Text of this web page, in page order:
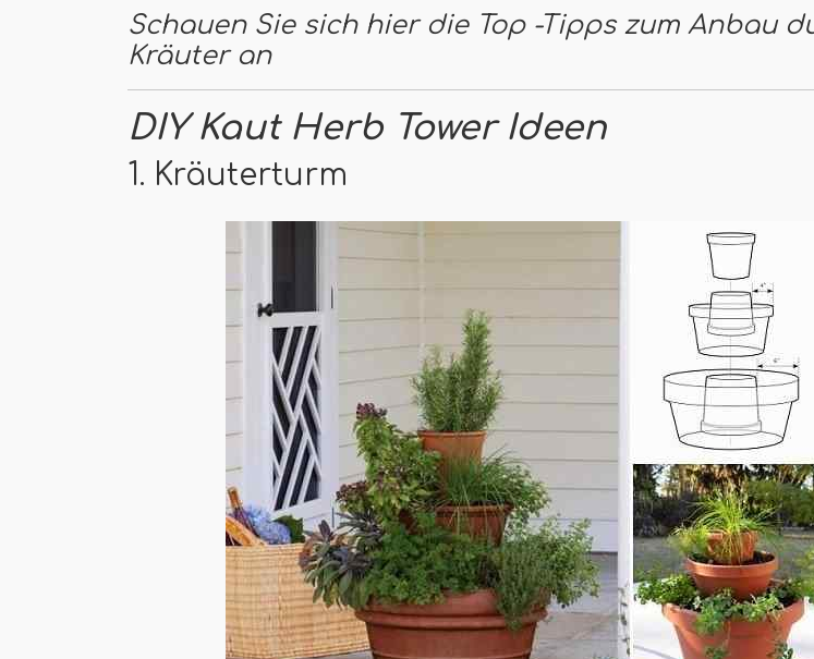
Schauen Sie sich hier die Top -Tipps zum Anbau
Kräuter an
DIY Kaut Herb Tower Ideen
1. Kräuterturm